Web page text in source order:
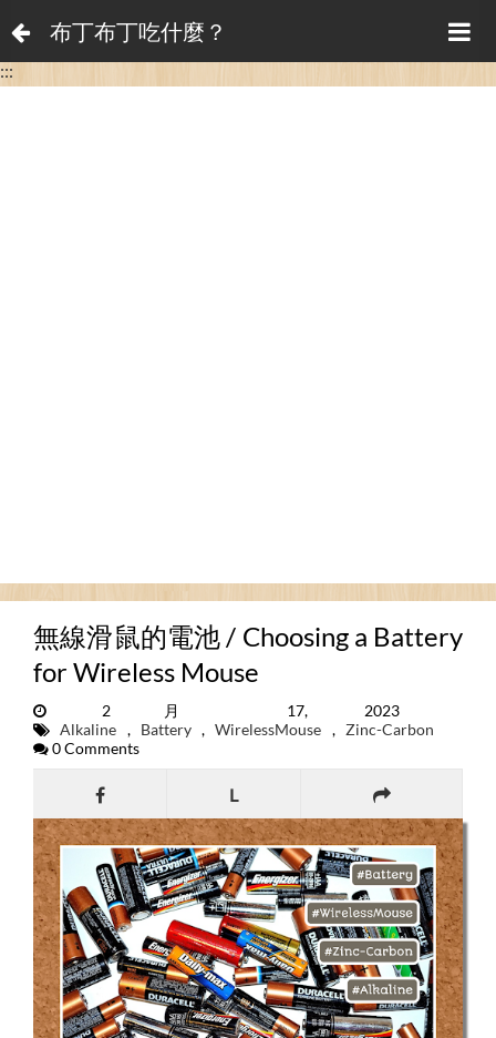
布丁布丁吃什麼？
:::
無線滑鼠的電池 / Choosing a Battery
for Wireless Mouse
2月 17, 2023
Alkaline , Battery,WirelessMouse , Zinc-Carbon
0 Comments
L